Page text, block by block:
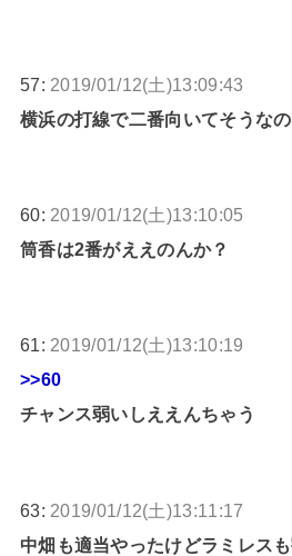
57: 2019/01/12(土)13:09:43
横浜の打線で二番向いてそうな
60: 2019/01/12(土)13:10:05
筒香は2番がええのんか？
61: 2019/01/12(土)13:10:19
>>60
チャンス弱いしええんちゃう
63: 2019/01/12(土)13:11:17
中畑も適当やったけどラミレス